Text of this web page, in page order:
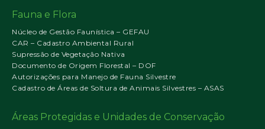
Fauna e Flora
Núcleo de Gestão Faunística – GEFAU
CAR – Cadastro Ambiental Rural
Supressão de Vegetação Nativa
Documento de Origem Florestal – DOF
Autorizações para Manejo de Fauna Silvestre
Cadastro de Áreas de Soltura de Animais Silvestres – ASAS
Áreas Protegidas e Unidades de Conservação